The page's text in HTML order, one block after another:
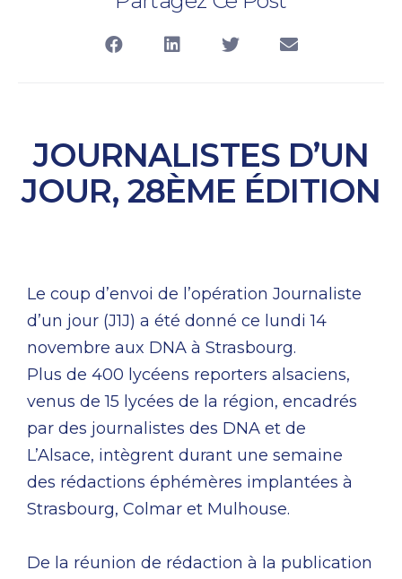
JOURNALISTES D’UN
JOUR, 28ÈME ÉDITION
Le coup d’envoi de l’opération Journaliste
d’un jour (J1J) a été donné ce lundi 14
novembre aux DNA à Strasbourg.
Plus de 400 lycéens reporters alsaciens,
venus de 15 lycées de la région, encadrés
par des journalistes des DNA et de
L’Alsace, intègrent durant une semaine
des rédactions éphémères implantées à
Strasbourg, Colmar et Mulhouse.
De la réunion de rédaction à la publication